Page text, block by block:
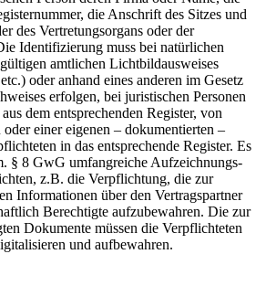
die Anschrift des Sitzes und
des Vertretungsorgans oder der
Identifizierung muss bei natürlichen
amtlichen Lichtbildausweises
oder anhand eines anderen im Gesetz
erfolgen, bei juristischen Personen
dem entsprechenden Register, von
einer eigenen – dokumentierten –
in das entsprechende Register. Es
§ 8 GwG umfangreiche Aufzeichnungs-
z.B. die Verpflichtung, die zur
Informationen über den Vertragspartner
Berechtigte aufzubewahren. Die zur
Dokumente müssen die Verpflichteten
und aufbewahren.